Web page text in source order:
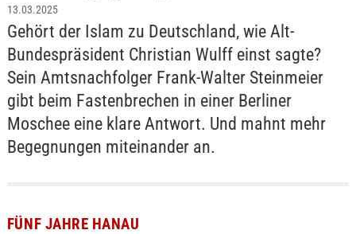
13.03.2025
Gehört der Islam zu Deutschland, wie Alt-
Bundespräsident Christian Wulff einst sagte?
Sein Amtsnachfolger Frank-Walter Steinmeier
gibt beim Fastenbrechen in einer Berliner
Moschee eine klare Antwort. Und mahnt mehr
Begegnungen miteinander an.
FÜNF JAHRE HANAU